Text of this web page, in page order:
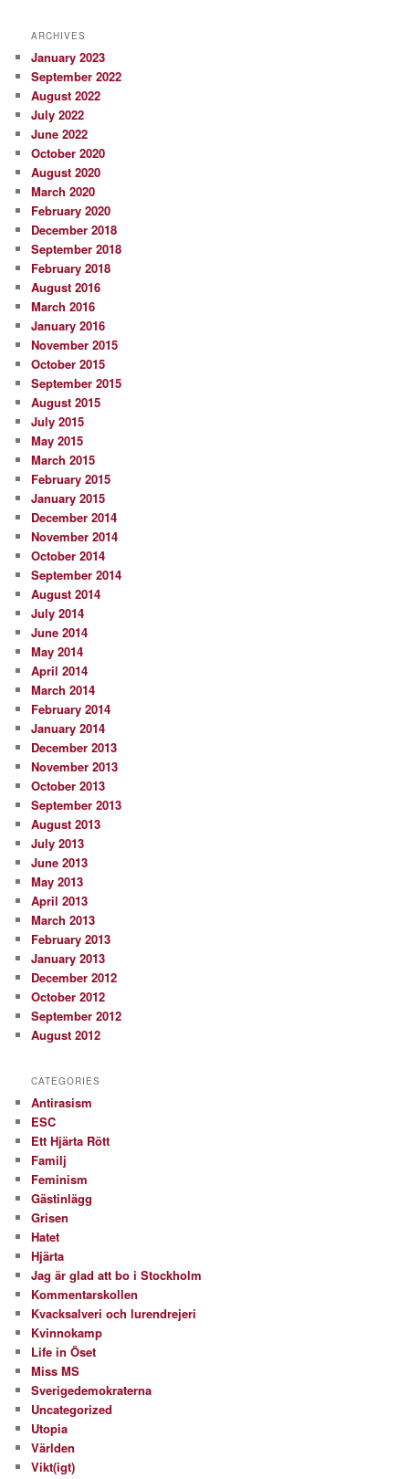
ARCHIVES
January 2023
September 2022
August 2022
July 2022
June 2022
October 2020
August 2020
March 2020
February 2020
December 2018
September 2018
February 2018
August 2016
March 2016
January 2016
November 2015
October 2015
September 2015
August 2015
July 2015
May 2015
March 2015
February 2015
January 2015
December 2014
November 2014
October 2014
September 2014
August 2014
July 2014
June 2014
May 2014
April 2014
March 2014
February 2014
January 2014
December 2013
November 2013
October 2013
September 2013
August 2013
July 2013
June 2013
May 2013
April 2013
March 2013
February 2013
January 2013
December 2012
October 2012
September 2012
August 2012
CATEGORIES
Antirasism
ESC
Ett Hjärta Rött
Familj
Feminism
Gästinlägg
Grisen
Hatet
Hjärta
Jag är glad att bo i Stockholm
Kommentarskollen
Kvacksalveri och lurendrejeri
Kvinnokamp
Life in Öset
Miss MS
Sverigedemokraterna
Uncategorized
Utopia
Världen
Vikt(igt)